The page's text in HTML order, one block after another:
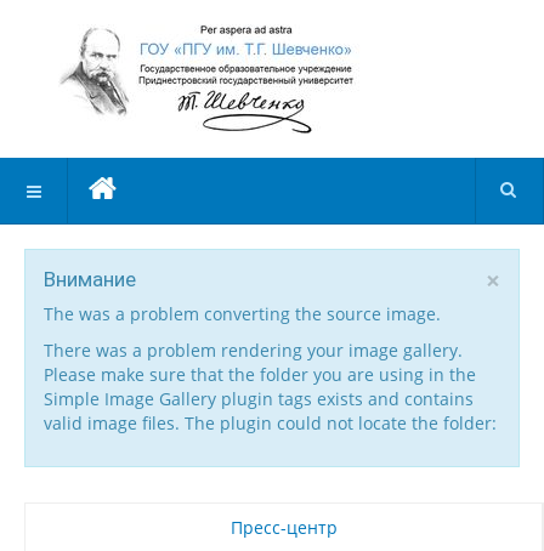
×
Внимание
The was a problem converting the source image.
There was a problem rendering your image gallery.
Please make sure that the folder you are using in the
Simple Image Gallery plugin tags exists and contains
valid image files. The plugin could not locate the folder:
Пресс-центр